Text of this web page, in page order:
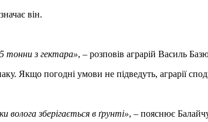
він.
тонни з гектара», – розповів аграрій Василь
Якщо погодні умови не підведуть, аграрії
зберігається в ґрунті», – пояснює